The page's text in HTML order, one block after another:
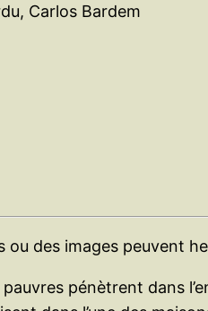
Carlos Bardem
ou des images peuvent
pénètrent dans